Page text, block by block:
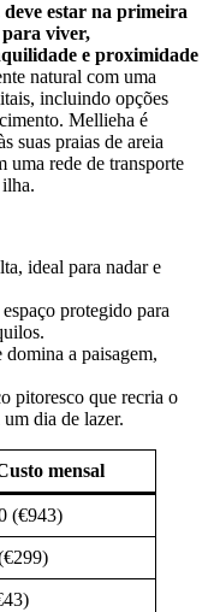
estar na primeira
para viver,
e proximidade
natural com uma
incluindo opções
Mellieha é
suas praias de areia
uma rede de transporte
ideal para nadar e
protegido para
domina a paisagem,
pitoresco que recria o
dia de lazer.
mensal
(€943)